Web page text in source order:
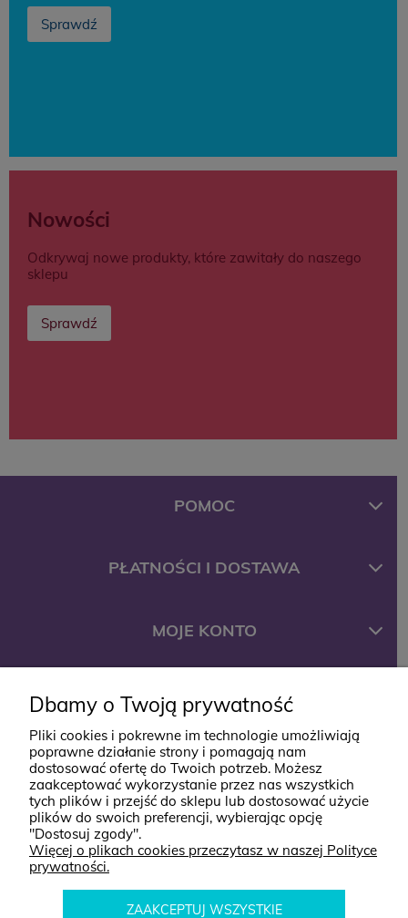
Sprawdź
Nowości
Odkrywaj nowe produkty, które zawitały do naszego
sklepu
Sprawdź
POMOC
PŁATNOŚCI I DOSTAWA
MOJE KONTO
KONTAKT
ul. Jana Styki 12
64-920 Piła
795 574 638
Dbamy o Twoją prywatność
Pliki cookies i pokrewne im technologie umożliwiają
poprawne działanie strony i pomagają nam
dostosować ofertę do Twoich potrzeb. Możesz
zaakceptować wykorzystanie przez nas wszystkich
tych plików i przejść do sklepu lub dostosować użycie
plików do swoich preferencji, wybierając opcję
"Dostosuj zgody".
Więcej o plikach cookies przeczytasz w naszej Polityce
prywatności.
ZAAKCEPTUJ WSZYSTKIE